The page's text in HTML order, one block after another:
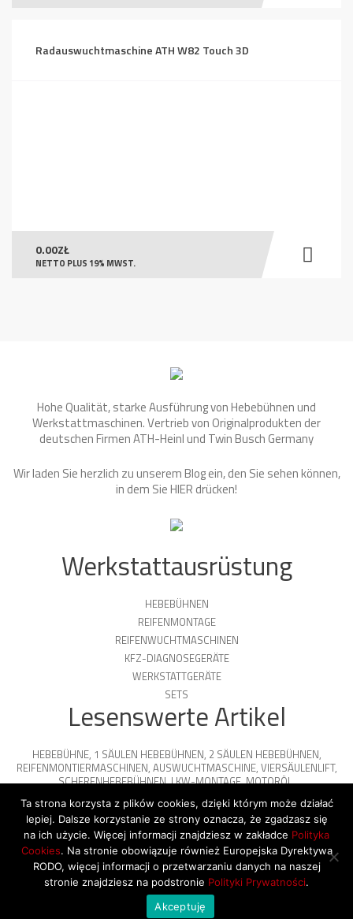
Radauswuchtmaschine ATH W82 Touch 3D
0.00ZŁ
NETTO PLUS 19% MWST.
Hohe Qualität, starke Ausführung von Hebebühnen und
Werkstattmaschinen. Vertrieb von Originalprodukten der
deutschen Firmen ATH-Heinl und Twin Busch Germany
Wir laden Sie herzlich zu unserem Blog ein, den Sie sehen können,
in dem SieHIER drücken!
Werkstattausrüstung
HEBEBÜHNEN
REIFENMONTAGE
REIFENWUCHTMASCHINEN
KFZ-DIAGNOSEGERÄTE
WERKSTATTGERÄTE
SETS
Lesenswerte Artikel
HEBEBÜHNE, 1 SÄULEN HEBEBÜHNEN, 2 SÄULEN HEBEBÜHNEN,
REIFENMONTIERMASCHINEN, AUSWUCHTMASCHINE, VIERSÄULENLIFT,
SCHERENHEBEBÜHNEN,LKW-MONTAGE,MOTORÖL,
PARKPLATTFORMEN
© 2026 Copyright by SiegStar. All rights
reserved
Regulamin Shipping
Ta strona korzysta z plików cookies, dzięki którym może działać
lepiej. Dalsze korzystanie ze strony oznacza, że zgadzasz się
na ich użycie. Więcej informacji znajdziesz w zakładce Polityka
Cookies. Na stronie obowiązuje również Europejska Dyrektywa
RODO, więcej informacji o przetwarzaniu danych na naszej
stronie znajdziesz na podstronie Polityki Prywatności.
Akceptuję